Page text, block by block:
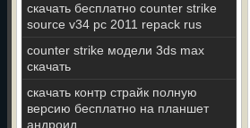
скачать бесплатно counter strike
source v34 pc 2011 repack rus
counter strike модели 3ds max
скачать
скачать контр страйк полную
версию бесплатно на планшет
андроид